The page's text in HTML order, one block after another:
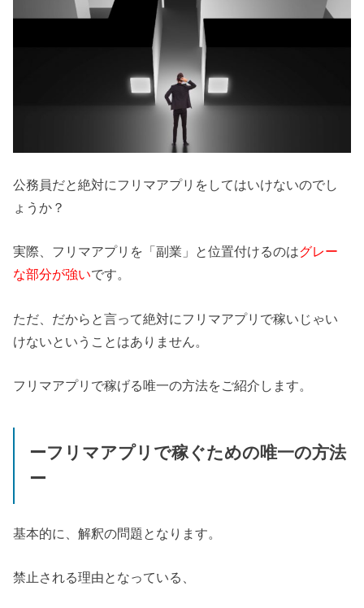
公務員だと絶対にフリマアプリをしてはいけないのでし
ょうか？
実際、フリマアプリを「副業」と位置付けるのはグレー
な部分が強いです。
ただ、だからと言って絶対にフリマアプリで稼いじゃい
けないということはありません。
フリマアプリで稼げる唯一の方法をご紹介します。
ーフリマアプリで稼ぐための唯一の方法
ー
基本的に、解釈の問題となります。
禁止される理由となっている、